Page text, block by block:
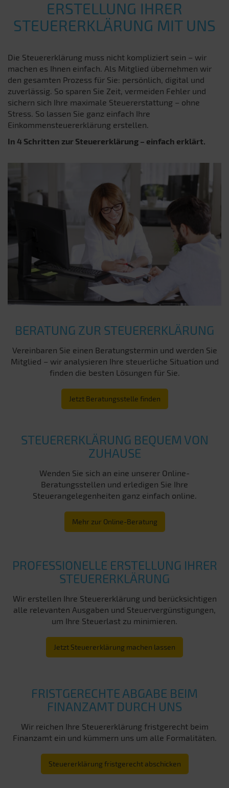
ERSTELLUNG IHRER
STEUERERKLÄRUNG MIT UNS
Die Steuererklärung muss nicht kompliziert sein – wir
machen es Ihnen einfach. Als Mitglied übernehmen wir
den gesamten Prozess für Sie: persönlich, digital und
zuverlässig. So sparen Sie Zeit, vermeiden Fehler und
sichern sich Ihre maximale Steuererstattung – ohne
Stress. So lassen Sie ganz einfach Ihre
Einkommensteuererklärung erstellen.
In 4 Schritten zur Steuererklärung – einfach erklärt.
BERATUNG ZUR STEUERERKLÄRUNG
Vereinbaren Sie einen Beratungstermin und werden Sie
Mitglied – wir analysieren Ihre steuerliche Situation und
finden die besten Lösungen für Sie.
Jetzt Beratungsstelle finden
STEUERERKLÄRUNG BEQUEM VON
ZUHAUSE
Wenden Sie sich an eine unserer Online-
Beratungsstellen und erledigen Sie Ihre
Steuerangelegenheiten ganz einfach online.
Mehr zur Online-Beratung
PROFESSIONELLE ERSTELLUNG IHRER
STEUERERKLÄRUNG
Wir erstellen Ihre Steuererklärung und berücksichtigen
alle relevanten Ausgaben und Steuervergünstigungen,
um Ihre Steuerlast zu minimieren.
Jetzt Steuererklärung machen lassen
FRISTGERECHTE ABGABE BEIM
FINANZAMT DURCH UNS
Wir reichen Ihre Steuererklärung fristgerecht beim
Finanzamt ein und kümmern uns um alle Formalitäten.
Steuererklärung fristgerecht abschicken